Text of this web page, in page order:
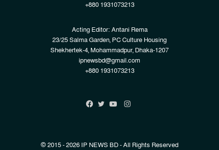
+880 1931073213
Acting Editor: Antani Rema
23/25 Salma Garden, PC Culture Housing
Shekhertek-4, Mohammadpur, Dhaka-1207
ipnewsbd@gmail.com
+880 1931073213
Instagram
© 2015 - 2026 IP NEWS BD - All Rights Reserved